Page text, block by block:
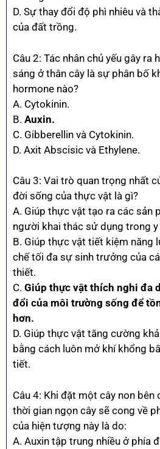
D. Sự thay đổi độ phì nhiêu và
của đất trồng.
Câu 2: Tác nhân chủ yếu gây ra
sáng ở thân cây là sự phân bố
hormone nào?
A. Cytokinin.
B. Auxin.
C. Gibberellin và Cytokinin.
D. Axit Abscisic và Ethylene.
Câu 3: Vai trò quan trọng nhất
đời sống của thực vật là gì?
A. Giúp thực vật tạo ra các sản
người khai thác sử dụng trong
B. Giúp thực vật tiết kiệm năng
chế tối đa sự sinh trưởng của
thiết.
C. Giúp thực vật thích nghi đa
đổi của môi trường sống để
hơn.
D. Giúp thực vật tăng cường
bằng cách luôn mở khí khổng
tiết.
Câu 4: Khi đặt một cây non bên
thời gian ngọn cây sẽ cong về
của hiện tượng này là do:
A. Auxin tập trung nhiều ở phía